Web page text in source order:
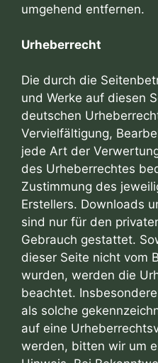
umgehend entfernen.
Urheberrecht
Die durch die
und Werke auf diesen
deutschen
Vervielfältigung,
jede Art der
des Urheberrechtes
Zustimmung des
Erstellers. Downloads
sind nur für den
Gebrauch gestattet.
dieser Seite nicht vom
wurden, werden die
beachtet.
als solche
auf eine
werden, bitten wir um